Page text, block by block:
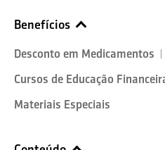
Benefícios
Desconto em Medicamentos
Cursos de Educação
Materiais Especiais